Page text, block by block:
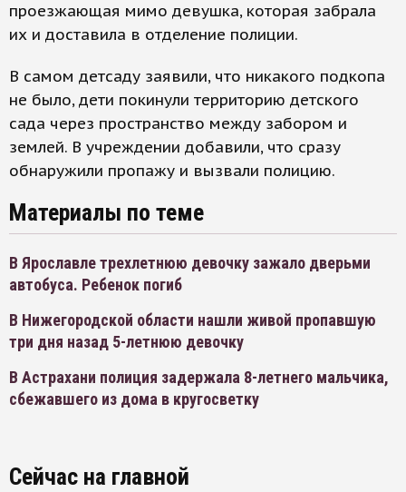
проезжающая мимо девушка, которая забрала
их и доставила в отделение полиции.
В самом детсаду заявили, что никакого подкопа
не было, дети покинули территорию детского
сада через пространство между забором и
землей. В учреждении добавили, что сразу
обнаружили пропажу и вызвали полицию.
Материалы по теме
В Ярославле трехлетнюю девочку зажало дверьми
автобуса. Ребенок погиб
В Нижегородской области нашли живой пропавшую
три дня назад 5-летнюю девочку
В Астрахани полиция задержала 8-летнего мальчика,
сбежавшего из дома в кругосветку
Сейчас на главной